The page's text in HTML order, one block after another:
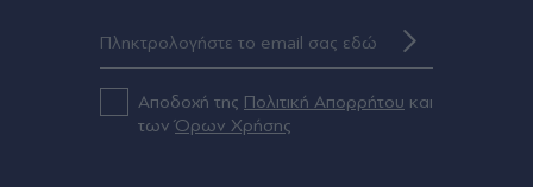
Αποδοχή της Πολιτική Απορρήτου και
τωνΌρων Χρήσης